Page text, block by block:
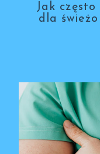
Jak
dla